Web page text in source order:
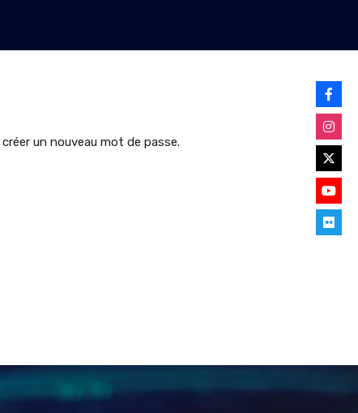
un nouveau mot de passe.